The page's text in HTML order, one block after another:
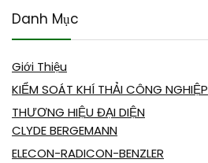
Danh Mục
Giới Thiệu
KIỂM SOÁT KHÍ THẢI CÔNG NGHIỆP
THƯƠNG HIỆU ĐẠI DIỆN
CLYDE BERGEMANN
ELECON-RADICON-BENZLER